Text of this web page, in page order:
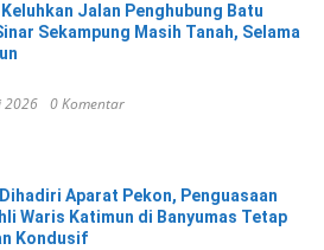
Jalan Penghubung Batu
Sekampung Masih Tanah, Selama
2026 0 Komentar
Aparat Pekon, Penguasaan
Waris Katimun di Banyumas Tetap
Kondusif